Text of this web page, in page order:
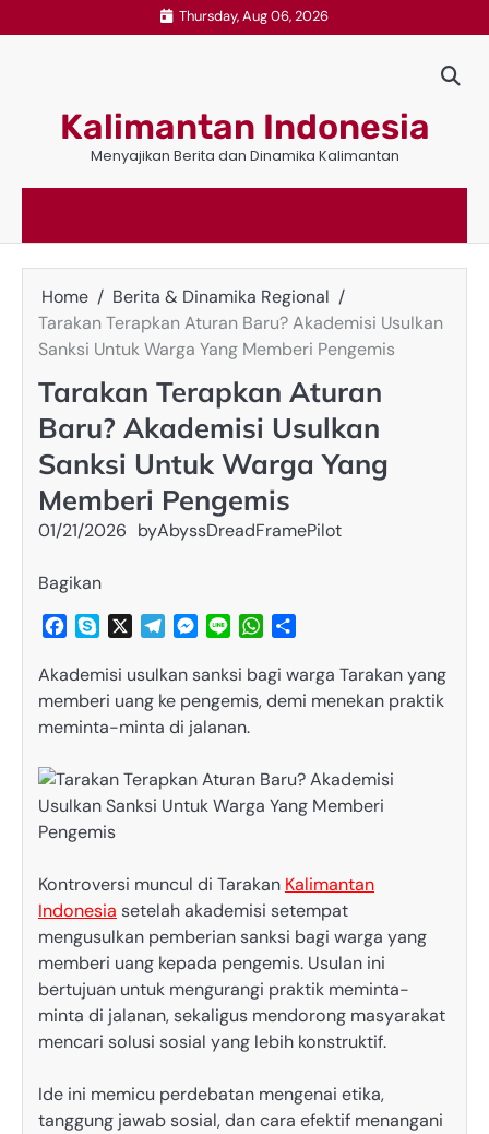
to
Thursday, Aug 06, 2026
Kalimantan Indonesia
Menyajikan Berita dan Dinamika Kalimantan
Home
Berita & Dinamika Regional
Tarakan Terapkan Aturan Baru? Akademisi Usulkan
Sanksi Untuk Warga Yang Memberi Pengemis
Tarakan Terapkan Aturan
Baru? Akademisi Usulkan
Sanksi Untuk Warga Yang
Memberi Pengemis
01/21/2026 byAbyssDreadFramePilot
Bagikan
Facebook
Skype TelegramMessenger
Line WhatsApp
Akademisi usulkan sanksi bagi warga Tarakan yang
memberi uang ke pengemis, demi menekan praktik
meminta-minta di jalanan.
Kontroversi muncul di Tarakan Kalimantan
Indonesia setelah akademisi setempat
mengusulkan pemberian sanksi bagi warga yang
memberi uang kepada pengemis. Usulan ini
bertujuan untuk mengurangi praktik meminta-
minta di jalanan, sekaligus mendorong masyarakat
mencari solusi sosial yang lebih konstruktif.
Ide ini memicu perdebatan mengenai etika,
tanggung jawab sosial, dan cara efektif menangani